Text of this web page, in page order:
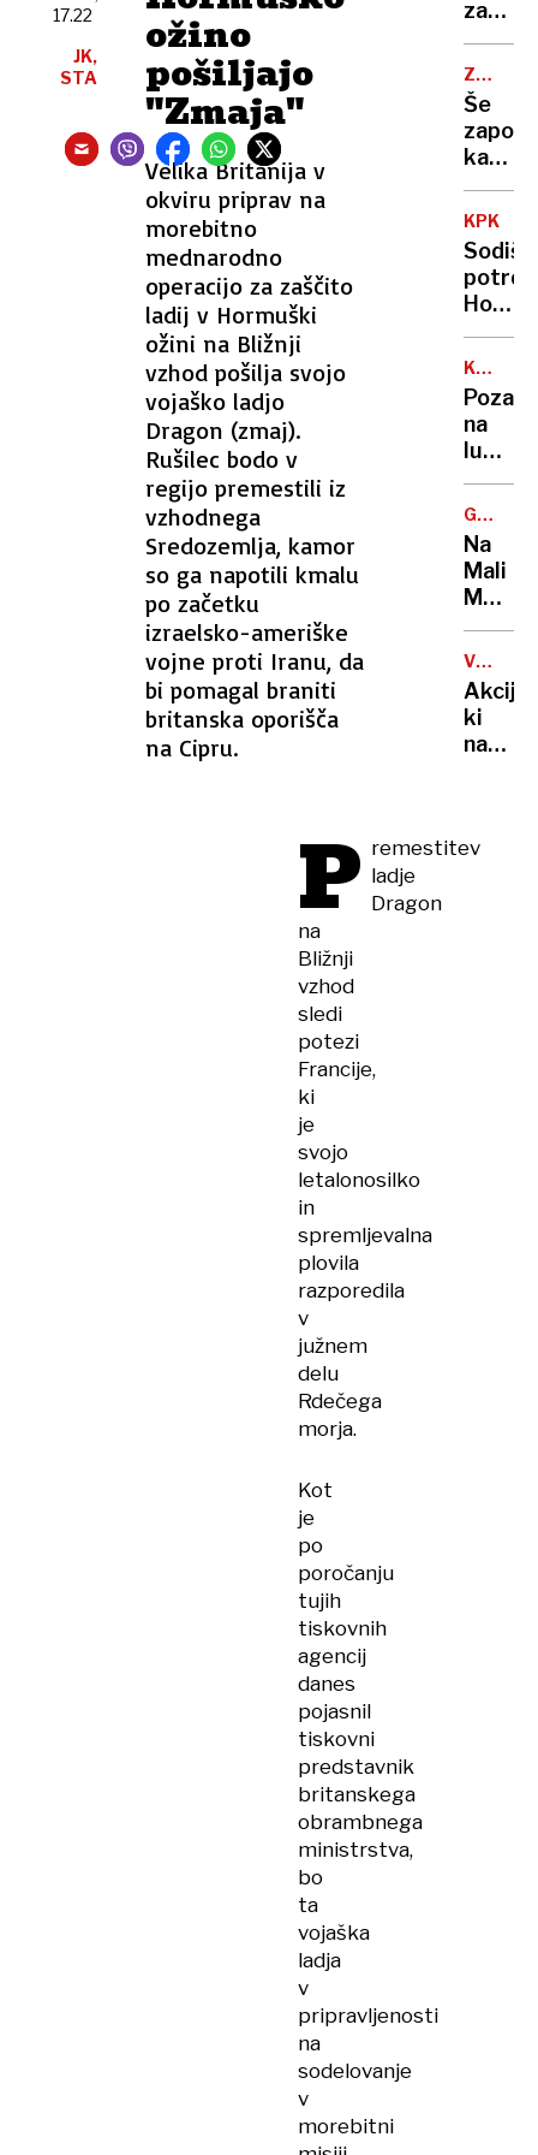
ožino
pošiljajo
"Zmaja"
Velika Britanija v
okviru priprav na
morebitno
mednarodno
operacijo za zaščito
ladij v Hormuški
ožini na Bližnji
vzhod pošilja svojo
vojaško ladjo
Dragon (zmaj).
Rušilec bodo v
regijo premestili iz
vzhodnega
Sredozemlja, kamor
so ga napotili kmalu
po začetku
izraelsko-ameriške
vojne proti Iranu, da
bi pomagal braniti
britanska oporišča
na Cipru.
17.22
JK,
STA
P remestitev
ladje
Dragon
na
Bližnji
vzhod
sledi
potezi
Francije,
ki
je
svojo
letalonosilko
in
spremljevalna
plovila
razporedila
v
južnem
delu
Rdečega
morja.
Kot
je
po
poročanju
tujih
tiskovnih
agencij
danes
pojasnil
tiskovni
predstavnik
britanskega
obrambnega
ministrstva,
bo
ta
vojaška
ladja
v
pripravljenosti
na
sodelovanje
v
morebitni
več
kot
420
policija
lokal,
ker
je
»V
tega
ne
bom
PERONI
Še
zapora
in
proge,
nato
vlaki
spet
na
postaji
KPK
Hojs
in
kršila
zakon
o
KRALJI
na
ta
živila
bodo
vašo
žejo
veliko
bolje
GORSKA
Na
Mali
pred
dežjem
in
točo
VAL
Akcija,
ki
vodo,